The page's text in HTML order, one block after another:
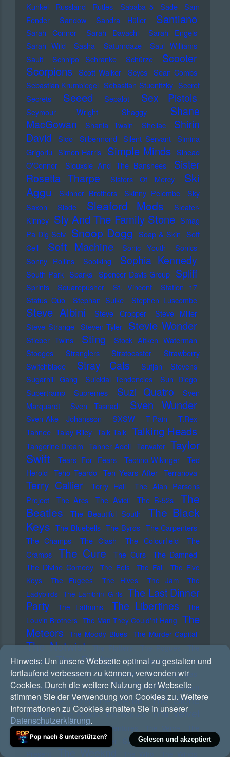
Kunkel
Russland Rutles Sababa 5 Sade
Sam
Fender
Sandow Sandra Hüller Santiano
Sarah Connor Sarah Davachi
Sarah Engels
Sarah Wild
Sasha Saturndaze
Saul Williams
Sault
Schnipo Schranke Schürze Scooter
Scorpions Scott Walker Scycs Sean Combs
Sebastian Krumbiegel Sebastian Studnitzky Secret
Secrets
Seeed Sepalot Sex Pistols
Seymour Wright Shaggy
Shane
MacGowan
Shania Twain Shellac
Shirin
David
Sido Silbermond Silent Servant Simina
Grigoriu Simon Harris Simple Minds Sinead
O'Connor
Siouxsie And The Banshees
Sister
Rosetta Tharpe
Sisters Of Mercy
Ski
Aggu
Skinner Brothers Skinny Pelembe
Sky
Saxon
Slade Sleaford Mods
Sleater-
Kinney Sly And The Family Stone Smag
Pa Dig Selv Snoop Dogg Soap & Skin Soft
Cell
Soft Machine Sonic Youth
Sonics
Sonny Rollins
Soolking Sophia Kennedy
South Park Sparks Spencer Davis Group Spliff
Sprints Squarepusher St. Vincent
Station 17
Status Quo
Stephan Sulke Stephen Luscombe
Steve Albini Steve Cropper
Steve Miller
Steve Strange Steven Tyler Stevie Wonder
Stieber Twins Sting
Stock Aitken Waterman
Stooges
Stranglers Stratocaster
Strawberry
Switchblade
Stray Cats
Sufjan Stevens
Sugarhill Gang
Suicidal Tendencies
Sun Diego
Supertramp
Supremes Suzi Quatro
Sven
Marquardt
Sven Tasnadi Sven Wunder
Sven-Ake Johansson SXSW T-Pain
T.Rex
Tahnee Talay Riley Talk Talk Talking Heads
Tangerine Dream Tanner Adell Tarwater Taylor
Swift
Tears For Fears Techno-Wikinger
Ted
Herold
Teho Teardo Ten Years After Terranova
Terry Callier Terry Hall
The Alan Parsons
Project
The Arcs The Avicii The B-52s
The
Beatles
The Beautiful South
The Black
Keys The Bluebells The Byrds The Carpenters
The Champs
The Clash The Colourfield
The
Cramps
The Cure The Curs
The Damned
The Divine Comedy
The Eels The Fall
The Five
Keys
The Fugees The Hives The Jam
The
Ladybirds The Lambrini Girls The Last Dinner
Party
The Lathums The Libertines
The
Louvin Brothers The Man They Could'nt Hang The
Meteors The Moody Blues The Murder Capital
The Notwist The Platters The Pogues
The
Police
The Prodigy The Residents
The
Routes
The Seeds The Selecter The Sha La Das
The Smashing Pumpkins The Smiths The Soft
Moon
The Sound The Specials
The Stone
Roses
The Streets The Strokes
The Velvet
Underground
The Ventures
Walkabouts
The Weather Station
The Wedding
Hinweis: Um unsere Webseite optimal zu gestalten und
fortlaufend verbessern zu können, verwenden wir
Cookies. Durch die weitere Nutzung der Webseite
stimmen Sie der Verwendung von Cookies zu. Weitere
Informationen zu Cookies erhalten Sie in unserer
Datenschutzerklärung.
Gelesen und akzeptiert
Pop nach 8 unterstützen?